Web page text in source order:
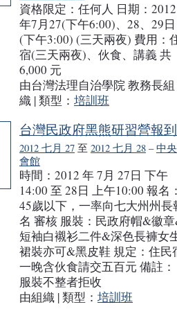
資格限定：任何人 日期：2012
年7月27(下午6:00)、28、29日
(下午3:00) (三天兩夜) 費用：
宿(三天兩夜)、伙食、講義 共
6,000 元
由台灣法理自治學院 教務長組
織 | 類型： 培訓班
台灣民政府黑熊研習營報到
2012 七月 27 至 2012 七月 28 –中央
會館
時間：2012 年 7月 27日 下午
14:00 至 28日 上午10:00 報名
45歲以下，一率向七大州州長
名 審核 服裝：民政府帽&徽
短袖白襯衫二件&深色長褲女
裙裝亦可&黑皮鞋 規定：住民
一晚含伙食請交五百元 備註：
服裝不整者拒收
由組織 | 類型： 培訓班